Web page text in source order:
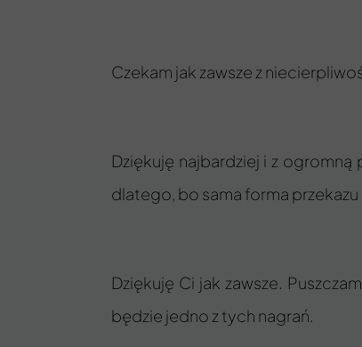
Dziękuję Ci jak zawsze.
będzie jedno z tych nagrań.
Dziękuję najbardziej i z
dlatego, bo sama forma przekazu
Czekam jak zawsze z